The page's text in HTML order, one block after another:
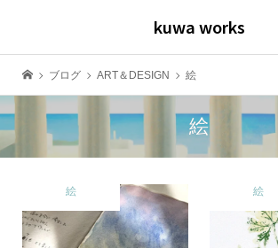
kuwa works
ブログ ART＆DESIGN 絵
絵
絵 絵